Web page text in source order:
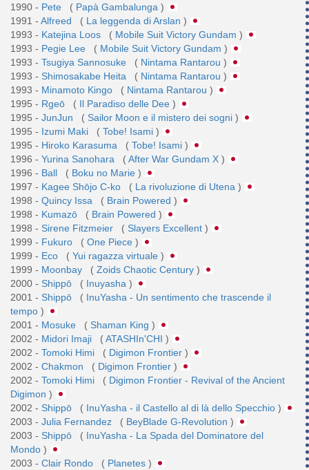
1990 - Pete ( Papà Gambalunga )
1991 - Alfreed ( La leggenda di Arslan )
1993 - Katejina Loos ( Mobile Suit Victory Gundam )
1993 - Pegie Lee ( Mobile Suit Victory Gundam )
1993 - Tsugiya Sannosuke ( Nintama Rantarou )
1993 - Shimosakabe Heita ( Nintama Rantarou )
1993 - Minamoto Kingo ( Nintama Rantarou )
1995 - Rgeō ( Il Paradiso delle Dee )
1995 - JunJun ( Sailor Moon e il mistero dei sogni )
1995 - Izumi Maki ( Tobe! Isami )
1995 - Hiroko Karasuma ( Tobe! Isami )
1996 - Yurina Sanohara (After War Gundam X )
1996 - Ball ( Boku no Marie )
1997 - Kagee Shōjo C-ko ( La rivoluzione di Utena )
1998 - Quincy Issa ( Brain Powered )
1998 - Kumazō ( Brain Powered )
1998 - Sirene Fitzmeier ( Slayers Excellent )
1999 - Fukuro ( One Piece )
1999 - Eco ( Yui ragazza virtuale )
1999 - Moonbay ( Zoids Chaotic Century )
2000 - Shippō ( Inuyasha )
2001 - Shippō ( InuYasha - Un sentimento che trascende il
tempo )
2001 - Mosuke ( Shaman King )
2002 - Midori Imaji (ATASHIn'CHI )
2002 - Tomoki Himi ( Digimon Frontier )
2002 - Chakmon ( Digimon Frontier )
2002 - Tomoki Himi ( Digimon Frontier - Revival of the Ancient
Digimon )
2002 - Shippō ( InuYasha - il Castello al di là dello Specchio )
2003 - Julia Fernandez ( BeyBlade G-Revolution )
2003 - Shippō ( InuYasha - La Spada del Dominatore del
Mondo )
2003 - Clair Rondo ( Planetes )